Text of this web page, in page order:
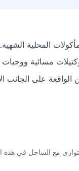
المحلية الشهية.
مسائية ووجبات
على الجانب
مع الساحل في هذه